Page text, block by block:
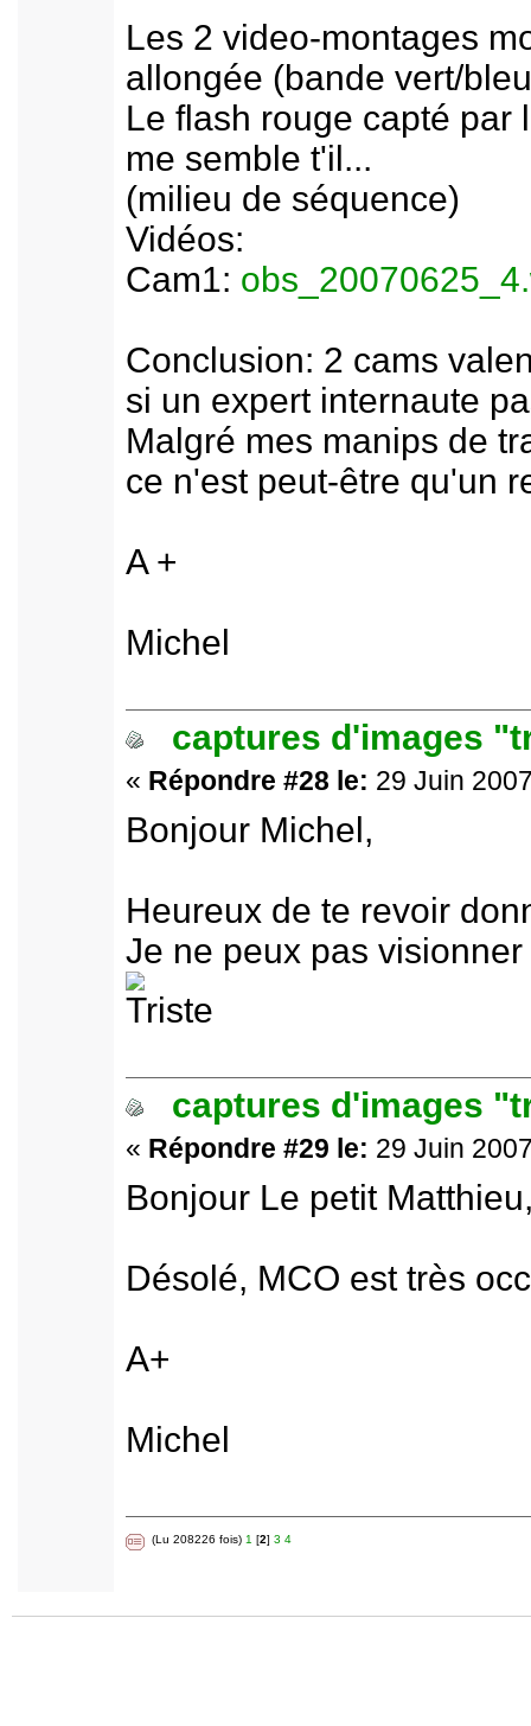
Les 2 video-montages
allongée (bande vert/
Le flash rouge capté par
me semble t'il...
(milieu de séquence)
Vidéos:
Cam1:
Conclusion: 2 cams
si un expert internaute
Malgré mes manips de
ce n'est peut-être qu'un
A +
Michel
captures d'images
« Répondre #28 le: 29 Juin
Bonjour Michel,
Heureux de te revoir
Je ne peux pas
captures d'images
« Répondre #29 le: 29 Juin
Bonjour Le petit
Désolé, MCO est très
A+
Michel
(Lu 208226 fois) 1 [2] 3 4